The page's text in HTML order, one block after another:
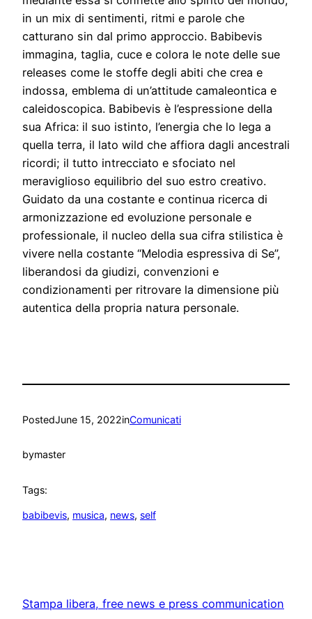
in un mix di sentimenti, ritmi e parole che
catturano sin dal primo approccio. Babibevis
immagina, taglia, cuce e colora le note delle sue
releases come le stoffe degli abiti che crea e
indossa, emblema di un’attitude camaleontica e
caleidoscopica. Babibevis è l’espressione della
sua Africa: il suo istinto, l’energia che lo lega a
quella terra, il lato wild che affiora dagli ancestrali
ricordi; il tutto intrecciato e sfociato nel
meraviglioso equilibrio del suo estro creativo.
Guidato da una costante e continua ricerca di
armonizzazione ed evoluzione personale e
professionale, il nucleo della sua cifra stilistica è
vivere nella costante “Melodia espressiva di Se”,
liberandosi da giudizi, convenzioni e
condizionamenti per ritrovare la dimensione più
autentica della propria natura personale.
PostedJune 15, 2022inComunicati
bymaster
Tags:
babibevis, musica, news, self
Stampa libera, free news e press communication